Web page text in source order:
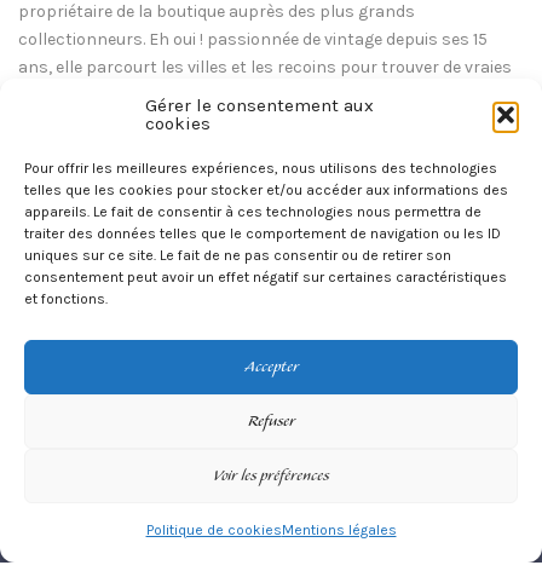
Gérer le consentement aux
cookies
Pour offrir les meilleures expériences, nous utilisons des technologies
telles que les cookies pour stocker et/ou accéder aux informations des
appareils. Le fait de consentir à ces technologies nous permettra de
traiter des données telles que le comportement de navigation ou les ID
uniques sur ce site. Le fait de ne pas consentir ou de retirer son
consentement peut avoir un effet négatif sur certaines caractéristiques
et fonctions.
Accepter
Refuser
Voir les préférences
Politique de cookiesMentions légales
propriétaire de la boutique auprès des plus grands
collectionneurs. Eh oui ! passionnée de vintage depuis ses 15
ans, elle parcourt les villes et les recoins pour trouver de vraies
Plus qu’ailleurs, vous pourrez être sûr de votre achat pour les
meilleures sélections rétro sur Betty’s Vintage. Aujourd’hui la
mode vintage est toujours d’actualité. La mode vintage évolue au
fil des ans, distinguez-vous du lot avec nos articles
authentiques et sur mesure des années 20 à 70.